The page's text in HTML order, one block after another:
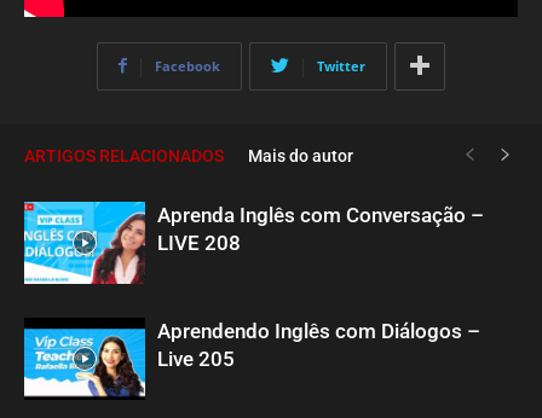
Facebook Twitter
ARTIGOS RELACIONADOS Mais do autor
Aprenda Inglês com Conversação –
LIVE 208
Aprendendo Inglês com Diálogos –
Live 205